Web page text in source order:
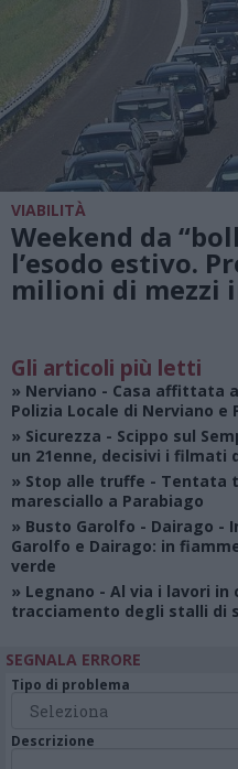
VIABILITÀ
Weekend da
l’esodo estivo.
milioni di mezzi
Gli articoli più letti
» Nerviano - Casa affittata
Polizia Locale di Nerviano
» Sicurezza - Scippo sul
un 21enne, decisivi i filmati
» Stop alle truffe - Tentata
maresciallo a Parabiago
» Busto Garolfo - Dairago -
Garolfo e Dairago: in
verde
» Legnano - Al via i lavori in
tracciamento degli stalli di
SEGNALA ERRORE
Tipo di problema
Descrizione